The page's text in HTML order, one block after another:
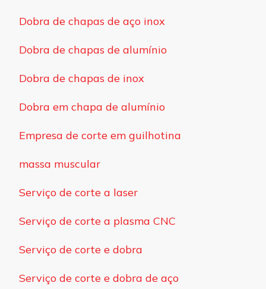
Dobra de chapas de aço inox
Dobra de chapas de alumínio
Dobra de chapas de inox
Dobra em chapa de alumínio
Empresa de corte em guilhotina
massa muscular
Serviço de corte a laser
Serviço de corte a plasma CNC
Serviço de corte e dobra
Serviço de corte e dobra de aço